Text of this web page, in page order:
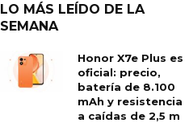
LO MÁS LEÍDO DE LA
SEMANA
Honor X7e Plus es
oficial: precio,
batería de 8.100
mAh y resistencia
a caídas de 2,5 m